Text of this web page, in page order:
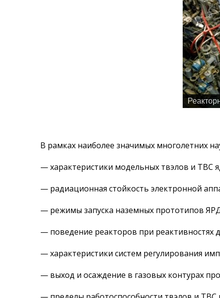
В рамках наиболее значимых многолетних
— характеристики модельных твэлов и ТВС
— радиационная стойкость электронной
— режимы запуска наземных прототипов
— поведение реакторов при реактивностях
— характеристики систем регулирования
— выход и осаждение в газовых контурах